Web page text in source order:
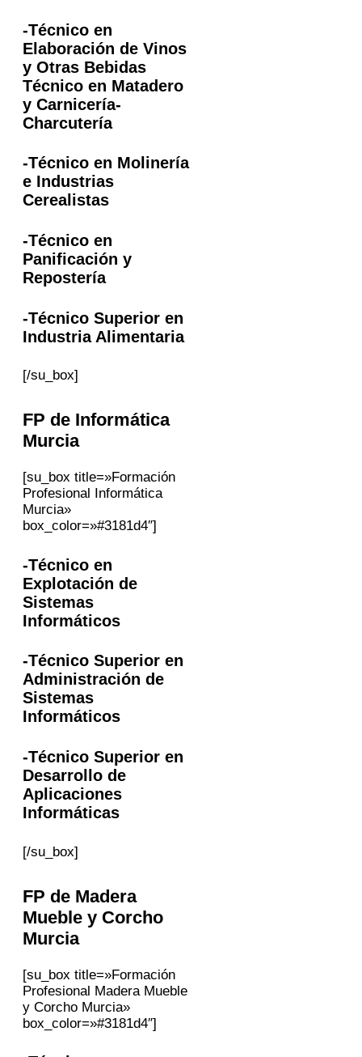
-Técnico en
Elaboración de Vinos
y Otras Bebidas
Técnico en Matadero
y Carnicería-
Charcutería
-Técnico en Molinería
e Industrias
Cerealistas
-Técnico en
Panificación y
Repostería
-Técnico Superior en
Industria Alimentaria
[/su_box]
FP de Informática
Murcia
[su_box title=»Formación
Profesional Informática
Murcia»
box_color=»#3181d4″]
-Técnico en
Explotación de
Sistemas
Informáticos
-Técnico Superior en
Administración de
Sistemas
Informáticos
-Técnico Superior en
Desarrollo de
Aplicaciones
Informáticas
[/su_box]
FP de Madera
Mueble y Corcho
Murcia
[su_box title=»Formación
Profesional Madera Mueble
y Corcho Murcia»
box_color=»#3181d4″]